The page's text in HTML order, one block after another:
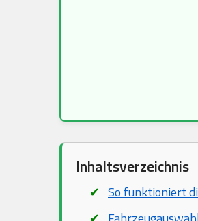
Inhaltsverzeichnis
So funktioniert